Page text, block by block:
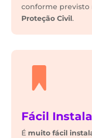
conforme previsto
Proteção Civil.
Fácil
É muito fácil